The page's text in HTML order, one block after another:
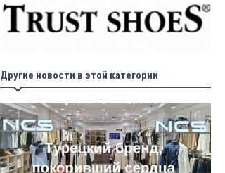
Другие новости в этой категории